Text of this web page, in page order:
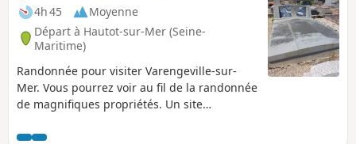
4h 45
Moyenne
Départ à Hautot-sur-Mer (Seine-
Maritime)
Randonnée pour visiter Varengeville-sur-
Mer. Vous pourrez voir au fil de la randonnée
de magnifiques propriétés. Un site
connu pour son cimetière marin où sont